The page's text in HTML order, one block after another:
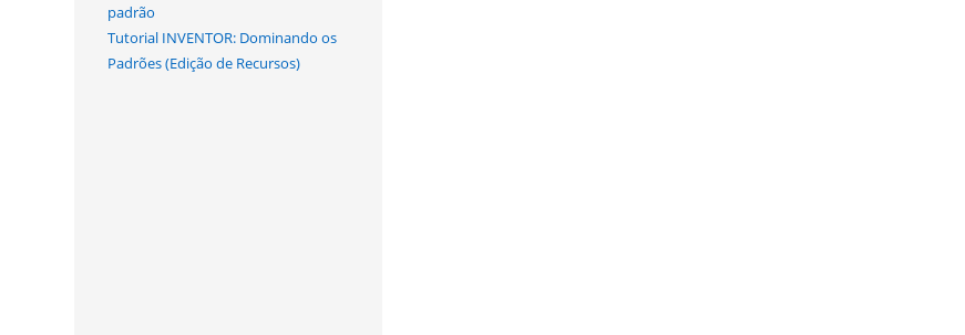
padrão
Tutorial INVENTOR: Dominando os
Padrões (Edição de Recursos)